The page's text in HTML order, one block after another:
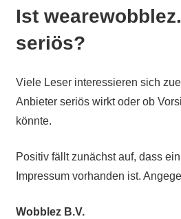
Ist
seriös?
Viele Leser interessieren sich
Anbieter seriös wirkt oder ob
könnte.
Positiv fällt zunächst auf, dass
Impressum vorhanden ist.
Wobblez B.V.